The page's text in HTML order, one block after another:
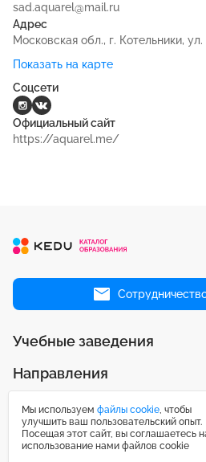
sad.aquarel@mail.ru
Адрес
Московская обл., г. Котельники,
Показать на карте
Соцсети
Официальный сайт
https://aquarel.me/
Учебные заведения
Направления
Рейтинги
Публикации
Мы используем файлы cookie, чтобы
улучшить ваш пользовательский опыт.
Посещая этот сайт, вы соглашаетесь
использование нами файлов cookie